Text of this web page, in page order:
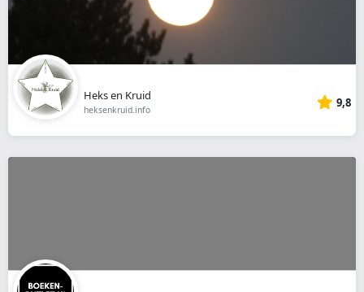
Heks en Kruid
heksenkruid.info 9,8